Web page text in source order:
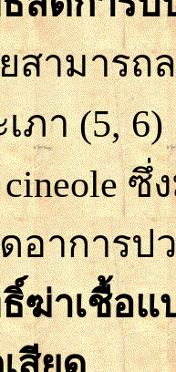
มารถล
ภา(5, 6)
cineoleซึ่
อาการป
าเชื้อแ